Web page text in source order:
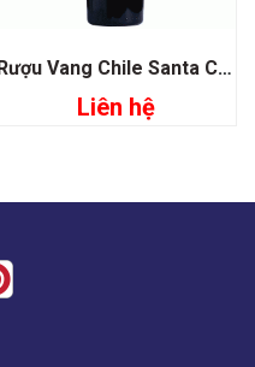
Rượu Vang Chile Santa Carolina Gran Reserva Cabernet Sauvignon
Liên hệ